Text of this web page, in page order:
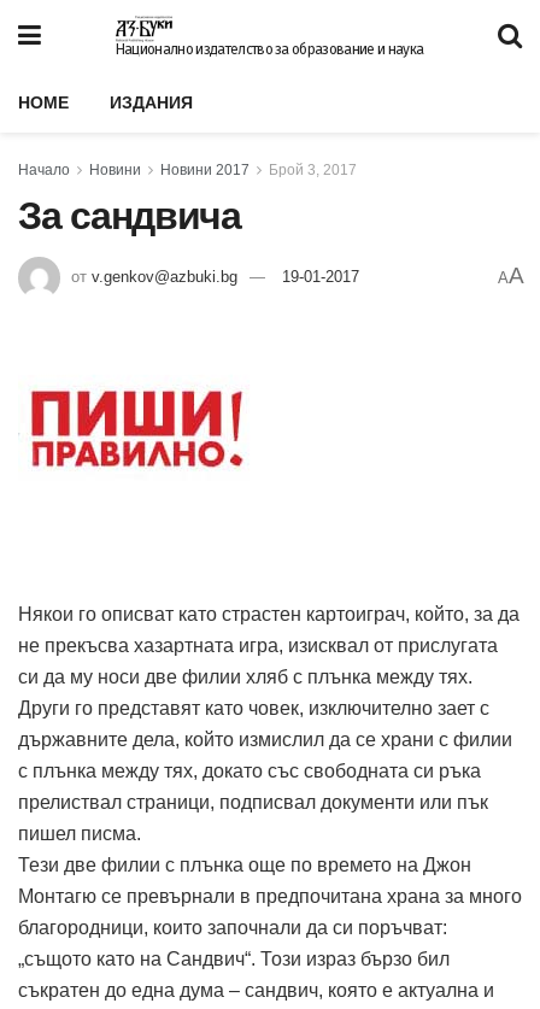
Национално издателство за образование и наука
HOME ИЗДАНИЯ
Начало Новини Новини 2017 Брой 3, 2017
За сандвича
от v.genkov@azbuki.bg 19-01-2017 AA
Някои го описват като страстен картоиграч, който, за да
не прекъсва хазартната игра, изисквал от прислугата
си да му носи две филии хляб с плънка между тях.
Други го представят като човек, изключително зает с
държавните дела, който измислил да се храни с филии
с плънка между тях, докато със свободната си ръка
прелиствал страници, подписвал документи или пък
пишел писма.
Тези две филии с плънка още по времето на Джон
Монтагю се превърнали в предпочитана храна за много
благородници, които започнали да си поръчват:
„същото като на Сандвич“. Този израз бързо бил
съкратен до една дума – сандвич, която е актуална и